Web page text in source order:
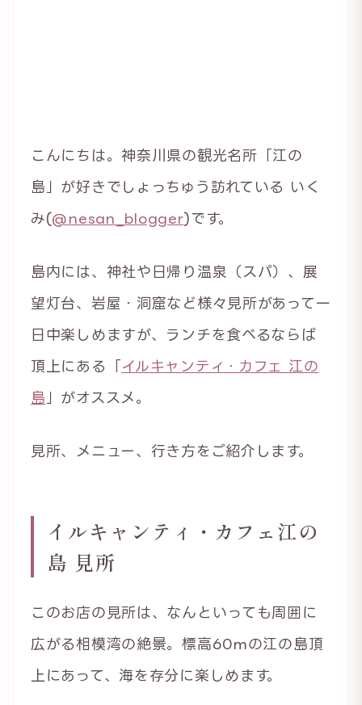
こんにちは。神奈川県の観光名所「江の
島」が好きでしょっちゅう訪れている いく
み(@nesan_blogger)です。
島内には、神社や日帰り温泉（スパ）、展
望灯台、岩屋・洞窟など様々見所があって一
日中楽しめますが、ランチを食べるならば
頂上にある「 イルキャンティ・カフェ 江の
島 」がオススメ。
見所、メニュー、行き方をご紹介します。
イルキャンティ・カフェ江の
島 見所
このお店の見所は、なんといっても周囲に
広がる相模湾の絶景。標高60mの江の島頂
上にあって、海を存分に楽しめます。